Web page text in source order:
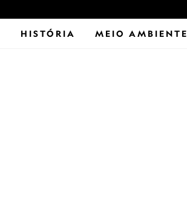
HISTÓRIA MEIO AMBIENTE